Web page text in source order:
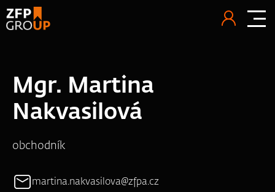
Mgr. Martina
Nakvasilová
obchodník
martina.nakvasilova@zfpa.cz